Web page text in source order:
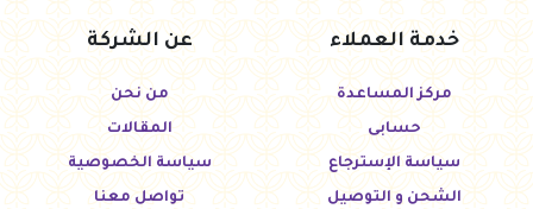
خدمة العملاء
مركز المساعدة
حسابى
سياسة الإسترجاع
الشحن و التوصيل
عن الشركة
من نحن
المقالات
سياسة الخصوصية
تواصل معنا